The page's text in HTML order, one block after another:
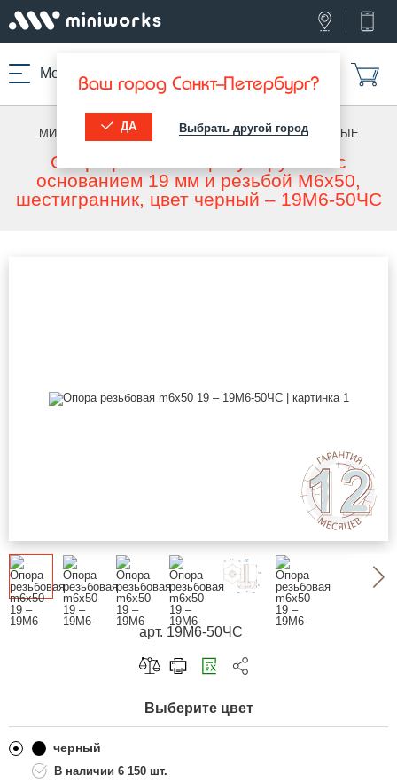
Меню Ваш город Санкт-Петербург?
ДА Выбрать другой город
МИНИВОРКС ПРО ОПОРЫ РЕЗЬБОВЫЕ /РЕЗЬБОВЫЕ
Опора резьбовая регулируемая с
основанием 19 мм и резьбой M6x50,
шестигранник, цвет черный – 19М6-50ЧС
арт. 19М6-50ЧС
Скопировать ссылку
Telegram
Выберите цвет
черный
6 150 шт.